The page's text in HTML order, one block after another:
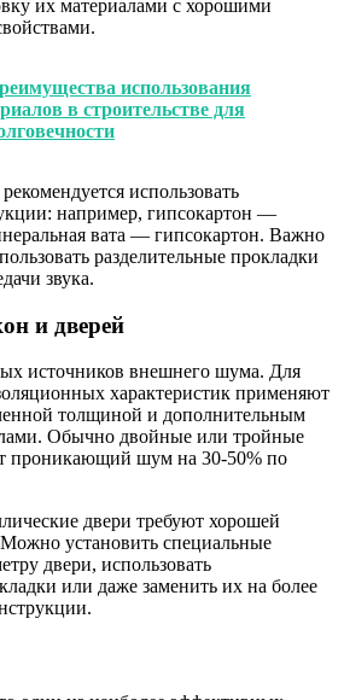
их материалами с хорошими
использования
в строительстве для
использовать
например, гипсокартон —
вата — гипсокартон. Важно
разделительные прокладки
звука.
и дверей
источников внешнего шума. Для
характеристик применяют
толщиной и дополнительным
Обычно двойные или тройные
проникающий шум на 30-50% по
двери требуют хорошей
установить специальные
двери, использовать
или даже заменить их на более